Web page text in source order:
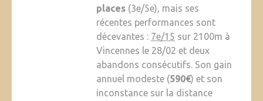
places(3e/5e), mais ses
récentes performances sont
décevantes : 7e/15 sur 2100m à
Vincennes le 28/02 et deux
abandons consécutifs. Son gain
annuel modeste (590€) et son
inconstance sur la distance